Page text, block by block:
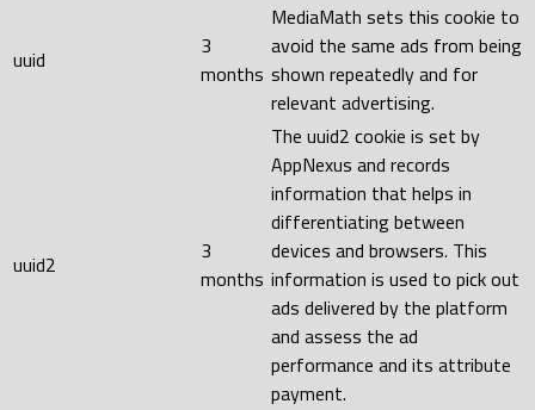
uuid
3
months
MediaMath sets this cookie to
avoid the same ads from being
shown repeatedly and for
relevant advertising.
uuid2
3
months
The uuid2 cookie is set by
AppNexus and records
information that helps in
differentiating between
devices and browsers. This
information is used to pick out
ads delivered by the platform
and assess the ad
performance and its attribute
payment.